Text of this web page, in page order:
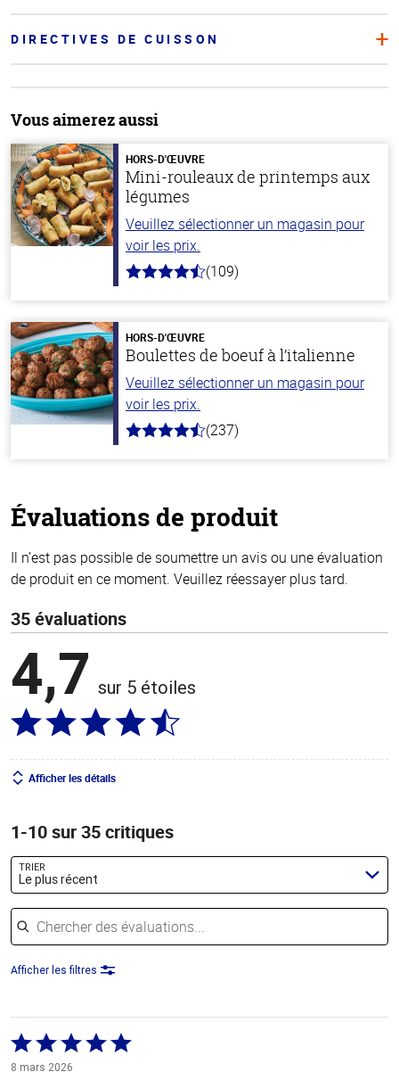
DIRECTIVES DE CUISSON
Vous aimerez aussi
HORS-D'ŒUVRE
Mini-rouleaux de printemps aux
légumes
Veuillez sélectionner un magasin pour
voir les prix.
4.8
stars
(109)
HORS-D'ŒUVRE
Boulettes de boeuf à l’italienne
Veuillez sélectionner un magasin pour
voir les prix.
4.6
(237)
Évaluations de produit
Il n’est pas possible de soumettre un avis ou une évaluation
de produit en ce moment. Veuillez réessayer plus tard.
35 évaluations
4,7 sur 5 étoiles
Afficher les détails
1-10 sur 35 critiques
TRIER
Le plus récent
Chercher des évaluations
Afficher les filtres
Coté
5 sur
8 mars 2026